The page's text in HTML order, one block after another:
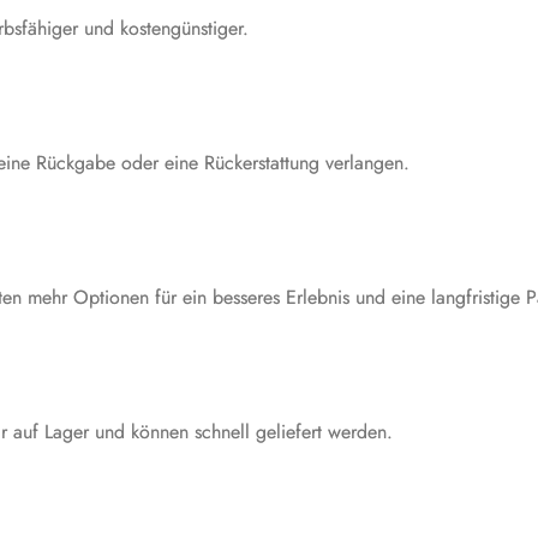
und kostengünstiger.
Rückgabe oder eine Rückerstattung verlangen.
mehr Optionen für ein besseres Erlebnis und eine langfristige
Lager und können schnell geliefert werden.